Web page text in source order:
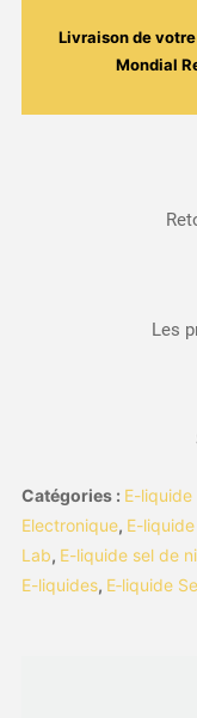
Secret’sLivraison de
Mondial
Les
Catégories : E-
Electronique, E-
Lab, E-liquide sel de
E-liquides, E‑liquide